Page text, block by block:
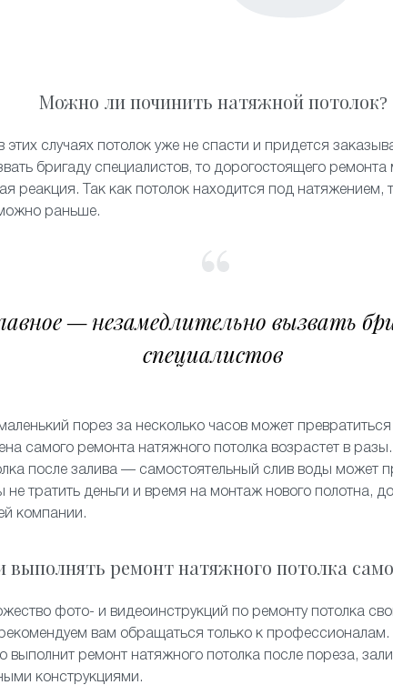
Можно ли починить натяжной потолок?
этих случаях потолок уже не спасти и придется
бригаду специалистов, то дорогостоящего
реакция. Так как потолок находится под натяжением,
раньше.
— незамедлительно вызвать
специалистов
порез за несколько часов может
самого ремонта натяжного потолка возрастет в разы.
после залива — самостоятельный слив воды может
не тратить деньги и время на монтаж нового полотна,
компании.
выполнять ремонт натяжного потолка
фото- и видеоинструкций по ремонту потолка
вам обращаться только к профессионалам.
выполнит ремонт натяжного потолка после пореза,
конструкциями.